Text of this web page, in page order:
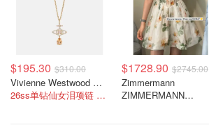
$195.30 $310.00
Vivienne Westwood Orb 镶饰项链
26ss单钻仙女泪项链 买到就是赚到！
$1728.90 $2745.00
Zimmermann
ZIMMERMANN